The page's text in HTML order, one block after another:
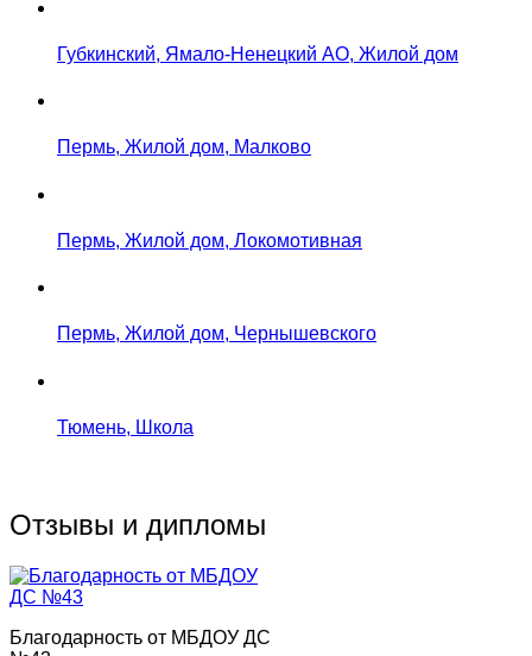
Губкинский, Ямало-Ненецкий АО, Жилой дом
Пермь, Жилой дом, Малково
Пермь, Жилой дом, Локомотивная
Пермь, Жилой дом, Чернышевского
Тюмень, Школа
Отзывы и дипломы
Благодарность от МБДОУ ДС